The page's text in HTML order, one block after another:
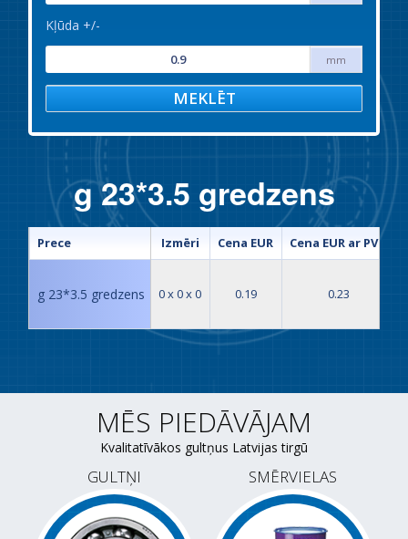
Kļūda +/-
mm
MEKLĒT
g 23*3.5 gredzens
Izmēri Cena EUR Cena EUR ar PVN
0 x 0 x 0 0.19 0.23
Prece
g 23*3.5 gredzens
MĒS PIEDĀVĀJAM
Kvalitatīvākos gultņus Latvijas tirgū
GULTŅI SMĒRVIELAS